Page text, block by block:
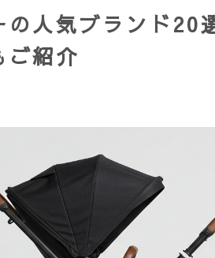
人気ブランド20
ご紹介